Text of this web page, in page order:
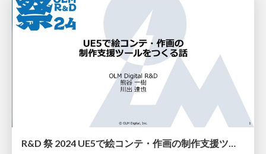
R&D 祭 2024 UE5で絵コンテ・作画の制作支援ツールをつくる話